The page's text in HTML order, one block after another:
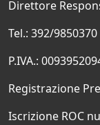
Direttore
Tel.: 392/9850370
P.IVA.:
Registrazione
Iscrizione ROC